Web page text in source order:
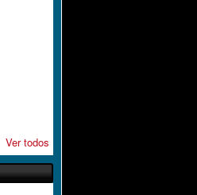
Ver todos